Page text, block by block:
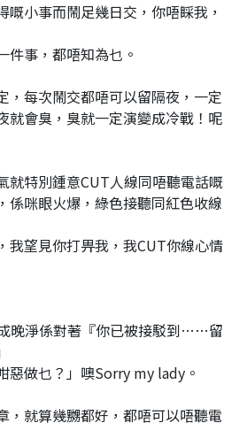
嘅小事而鬧足幾日交，你唔睬我，
件事，都唔知為乜。
，每次鬧交都唔可以留隔夜，一定
就會臭，臭就一定演變成冷戰！呢
就特別鍾意CUT人線同唔聽電話嘅
係咪眼火爆，綠色接聽同紅色收線
我望見你打畀我，我CUT你線心情
晚淨係對著『你已被接駁到……留
惡做乜？」噢Sorry my lady。
，就算幾嬲都好，都唔可以唔聽電